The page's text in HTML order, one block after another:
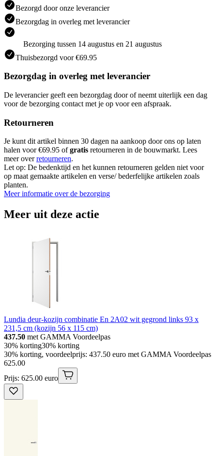
Bezorgd door onze leverancier
Bezorgdag in overleg met leverancier
Bezorging tussen 14 augustus en 21 augustus
Thuisbezorgd voor €69.95
Bezorgdag in overleg met leverancier
De leverancier geeft een bezorgdag door of neemt uiterlijk een dag
voor de bezorging contact met je op voor een afspraak.
Retourneren
Je kunt dit artikel binnen 30 dagen na aankoop door ons op laten
halen voor €69.95 ofgratis retourneren in de bouwmarkt. Lees
meer overretourneren.
Let op: De bedenktijd en het kunnen retourneren gelden niet voor
op maat gemaakte artikelen en verse/ bederfelijke artikelen zoals
planten.
Meer informatie over de bezorging
Meer uit deze actie
Lundia deur-kozijn combinatie En 2A02 wit gegrond links 93 x
231,5 cm (kozijn 56 x 115 cm)
437.50 met GAMMA Voordeelpas
30% korting30% korting
30% korting, voordeelprijs: 437.50 euro met GAMMA Voordeelpas
625.00
Prijs: 625.00 euro